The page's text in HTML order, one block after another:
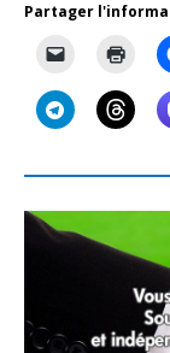
Partager